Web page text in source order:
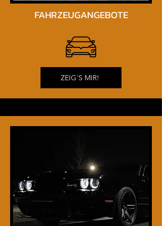
Vertrauen. Fahrzeuge sehen,
hören und fahren – genau das ist
Unsere us cars in dortmund sind
bereits vorbereitet, geprüft und
auf den deutschen Markt
Kosten.
car meiner Nähe die effizienteste
Lösung für den Kauf eines
amerikanischen Fahrzeugs.
Muscle Car kaufen in Dortmund –
pure Leistung erleben
FAHRZEUGANGEBOTE
ZEIG'S MIR!